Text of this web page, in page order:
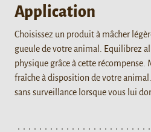
Application
Choisissez un produit à mâcher
gueule de votre animal. Equilibrez
physique grâce à cette récompense.
fraîche à disposition de votre
sans surveillance lorsque vous lui